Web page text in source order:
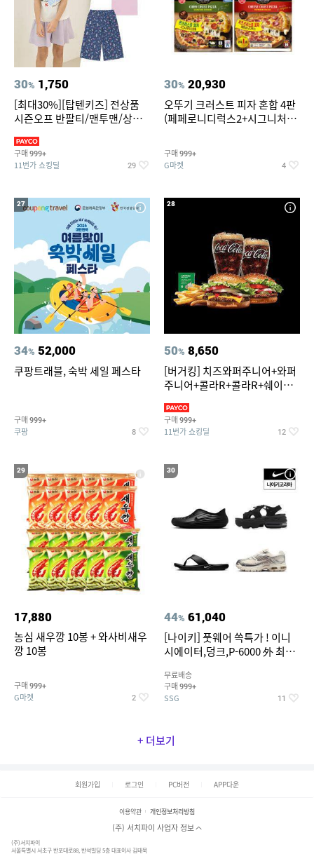
30% 1,750
[최대30%][탑텐키즈] 전상품
시즌오프 반팔티/맨투맨/상하
구매 999+
11번가 쇼킹딜 29
30% 20,930
오뚜기 크러스트 피자 혼합 4판
(페페로니디럭스2+시그니처익
구매 999+
G마켓 4
27
34% 52,000
쿠팡트래블, 숙박 세일 페스타
구매 999+
쿠팡 8
28
50% 8,650
[버거킹] 치즈와퍼주니어+와퍼
주니어+콜라R+콜라R+쉐이킹
구매 999+
11번가 쇼킹딜 12
29
17,880
농심 새우깡 10봉 + 와사비새우
깡 10봉
구매 999+
G마켓 2
30
44% 61,040
[나이키] 풋웨어 쓱특가 ! 이니
시에이터,덩크,P-6000 外 최대
무료배송
구매 999+
SSG 11
+ 더보기
회원가입 로그인 PC버전 APP다운
이용약관 개인정보처리방침
(주) 서치파이 사업자 정보
(주)서치파이
서울특별시 서초구 반포대로88, 반석빌딩 5층 대표이사 김태묵